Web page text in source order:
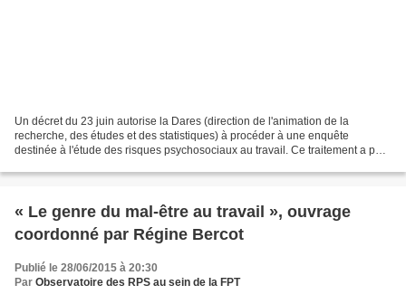
Un décret du 23 juin autorise la Dares (direction de l'animation de la
recherche, des études et des statistiques) à procéder à une enquête
destinée à l'étude des risques psychosociaux au travail. Ce traitement a pour
« Le genre du mal-être au travail », ouvrage
coordonné par Régine Bercot
Publié le 28/06/2015 à 20:30
Par Observatoire des RPS au sein de la FPT